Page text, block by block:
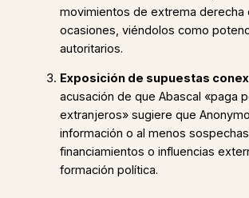
movimientos de extrema derecha
ocasiones, viéndolos como
autoritarios.
Exposición de supuestas
acusación de que Abascal «paga
extranjeros» sugiere que
información o al menos
financiamientos o influencias
formación política.